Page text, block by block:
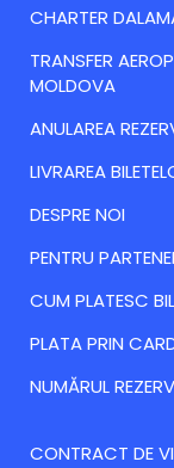
CHARTER
TRANSFER
MOLDOVA
ANULAREA
LIVRAREA
DESPRE NOI
PENTRU
CUM PLATESC
PLATA PRIN
NUMĂRUL
CONTRACT DE